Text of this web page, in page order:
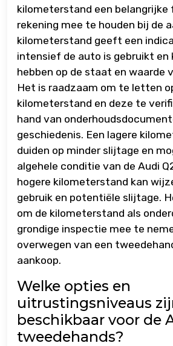
kilometerstand een belangrijke
rekening mee te houden bij de
kilometerstand geeft een
intensief de auto is gebruikt en
hebben op de staat en waarde
Het is raadzaam om te letten
kilometerstand en deze te
hand van
geschiedenis. Een lagere
duiden op minder slijtage en
algehele conditie van de Audi
hogere kilometerstand kan
gebruik en potentiële slijtage.
om de kilometerstand als
grondige inspectie mee te
overwegen van een
aankoop.
Welke opties en
uitrustingsniveaus
beschikbaar voor de
tweedehands?